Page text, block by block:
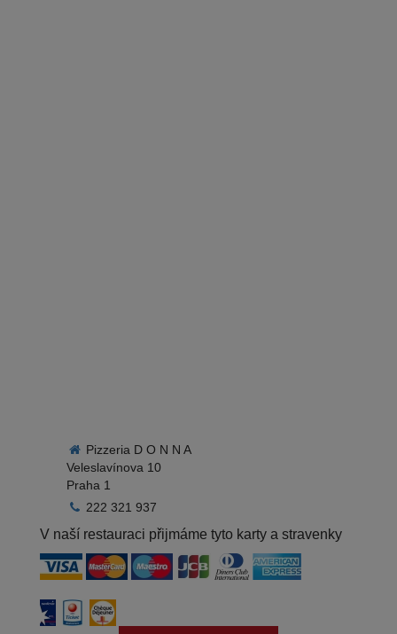
Pizzeria D O N N A
Veleslavínova 10
Praha 1
222 321 937
V naší restauraci přijmáme tyto karty a stravenky